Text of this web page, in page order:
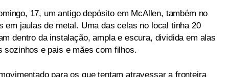
17, um antigo depósito em McAllen, também no
em jaulas de metal. Uma das celas no local tinha 20
dentro da instalação, ampla e escura, dividida em alas
sozinhos e pais e mães com filhos.
para os que tentam atravessar a fronteira